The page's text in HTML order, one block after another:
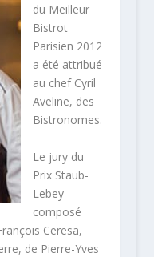
du Meilleur
Bistrot
Parisien 2012
a été attribué
au chef Cyril
Aveline, des
Bistronomes.
Le jury du
Prix Staub-
Lebey
composé
Ceresa,
de Pierre-Yves